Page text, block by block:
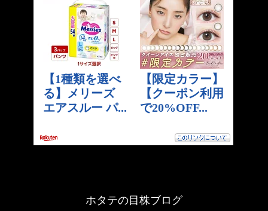
ホタテの目株ブログ